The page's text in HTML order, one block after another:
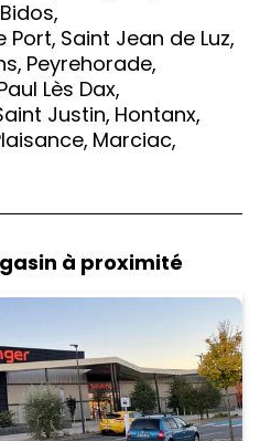
Bidos,
Port, Saint Jean de Luz,
, Peyrehorade,
Lès Dax,
Justin, Hontanx,
, Marciac,
à proximité